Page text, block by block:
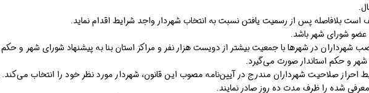
(اصلاحی ۴/۸/۱۳۸۲) – نصب شهرداران در شهر‌ها با جمعیت بیشتر از دویست هزار نفر و مراکز استان بنا به پیشنهاد شورای شهر و
شهر و حکم استاندار صورت می‌گیرد.
صلاحیت شهرداران مندرج در آیین‌نامه مصوب این قانون، شهردار مورد نظر خود را انتخاب می‌کند.
شده را ظرف مدت ده روز صادر نمایند.